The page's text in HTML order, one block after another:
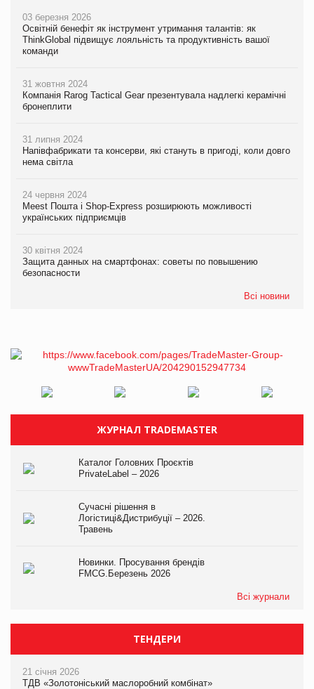
03 березня 2026
Освітній бенефіт як інструмент утримання талантів: як
ThinkGlobal підвищує лояльність та продуктивність вашої
команди
31 жовтня 2024
Компанія Rarog Tactical Gear презентувала надлегкі керамічні
бронеплити
31 липня 2024
Напівфабрикати та консерви, які стануть в пригоді, коли довго
нема світла
24 червня 2024
Meest Пошта і Shop-Express розширюють можливості
українських підприємців
30 квітня 2024
Защита данных на смартфонах: советы по повышению
безопасности
Всі новини
ЖУРНАЛ TRADEMASTER
Каталог Головних Проєктів
PrivateLabel – 2026
Сучасні рішення в
Логістиці&Дистрибуції – 2026.
Травень
Новинки. Просування брендів
FMCG.Березень 2026
Всі журнали
ТЕНДЕРИ
21 січня 2026
ТДВ «Золотоніський маслоробний комбінат»